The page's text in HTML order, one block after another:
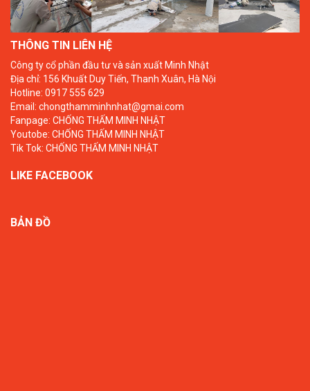
THÔNG TIN LIÊN HỆ
Công ty cổ phần đầu tư và sản xuất Minh Nhật
Địa chỉ: 156 Khuất Duy Tiến, Thanh Xuân, Hà Nội
Hotline: 0917 555 629
Email: chongthamminhnhat@gmai.com
Fanpage: CHỐNG THẤM MINH NHẬT
Youtobe: CHỐNG THẤM MINH NHẬT
Tik Tok: CHỐNG THẤM MINH NHẬT
LIKE FACEBOOK
BẢN ĐỒ